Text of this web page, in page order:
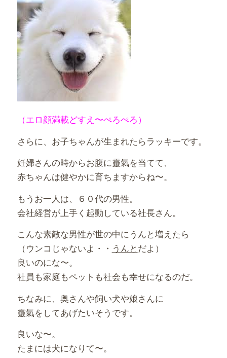
（エロ顔満載どすえ〜ぺろぺろ）
さらに、お子ちゃんが生まれたらラッキーです。
妊婦さんの時からお腹に靈氣を当てて、
赤ちゃんは健やかに育ちますからね〜。
もうお一人は、６０代の男性。
会社経営が上手く起動している社長さん。
こんな素敵な男性が世の中にうんと増えたら
（ウンコじゃないよ・・ うんとだよ）
良いのにな〜。
社員も家庭もペットも社会も幸せになるのだ。
ちなみに、奥さんや飼い犬や娘さんに
靈氣をしてあげたいそうです。
良いな〜。
たまには犬になりて〜。